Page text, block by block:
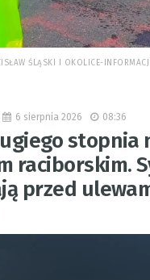
ŚLĄSKI I OKOLICE-
6 sierpnia 2026 08:36
stopnia
raciborskim.
przed